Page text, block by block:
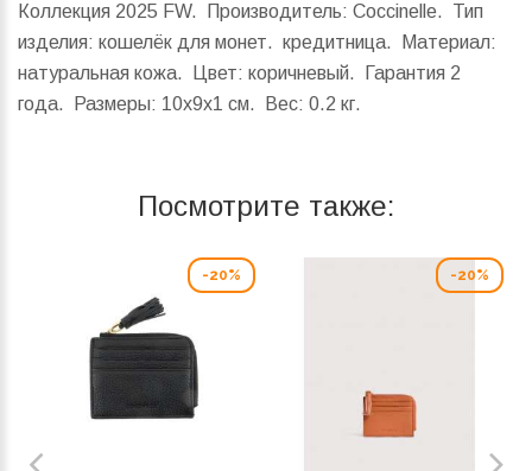
Коллекция 2025 FW. Производитель: Coccinelle. Тип
изделия: кошелёк для монет. кредитница. Материал:
натуральная кожа. Цвет: коричневый. Гарантия 2
года.
Размеры: 10x9x1 см. Вес: 0.2 кг.
Посмотрите также:
-20% -20%